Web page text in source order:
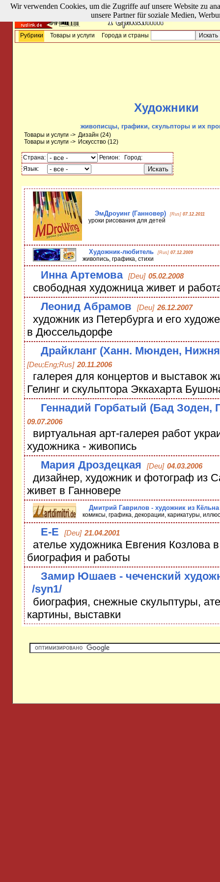
Рубрики Товары и услуги Города и страны
Художники
живописцы, графики, скульпторы и их
Товары и услуги -> Дизайн (24)
Товары и услуги -> Искусство(12)
Страна: Регион:
Город:
Язык:
ЭмДроуинг (Ганновер) [Rus] 07.12.2011
уроки рисования для детей
Художник-любитель [Rus] 07.12.2009
живопись, графика, стихи
Инна Артемова [Deu] 05.02.2008
свободная художница живет и
Леонид Абрамов
[Deu] 26.12.2007
художник из Петербурга и его
в Дюссельдорфе
Драйкланг (Ханн. Мюнден,
[Deu;Eng;Rus] 20.11.2006
галерея для концертов и выставок
Гелинг и скульптора Эккахарта
Геннадий Горбатый (Бад Зоден,
09.07.2006
виртуальная арт-галерея работ
художника - живопись
Мария Дроздецкая
[Deu] 04.03.2006
дизайнер, художник и фотограф из
живет в Ганновере
Дмитрий Гаврилов - художник из Кёльна
комиксы, графика, декорации, карикатуры,
Е-Е [Deu] 21.04.2001
ателье художника Евгения Козлова
биография и работы
Замир Юшаев - чеченский
/syn1/
биография, снежные скульптуры,
картины, выставки
Wir verwenden Cookies, um die Zugriffe auf unsere Website zu
unsere Partner für soziale Medien,